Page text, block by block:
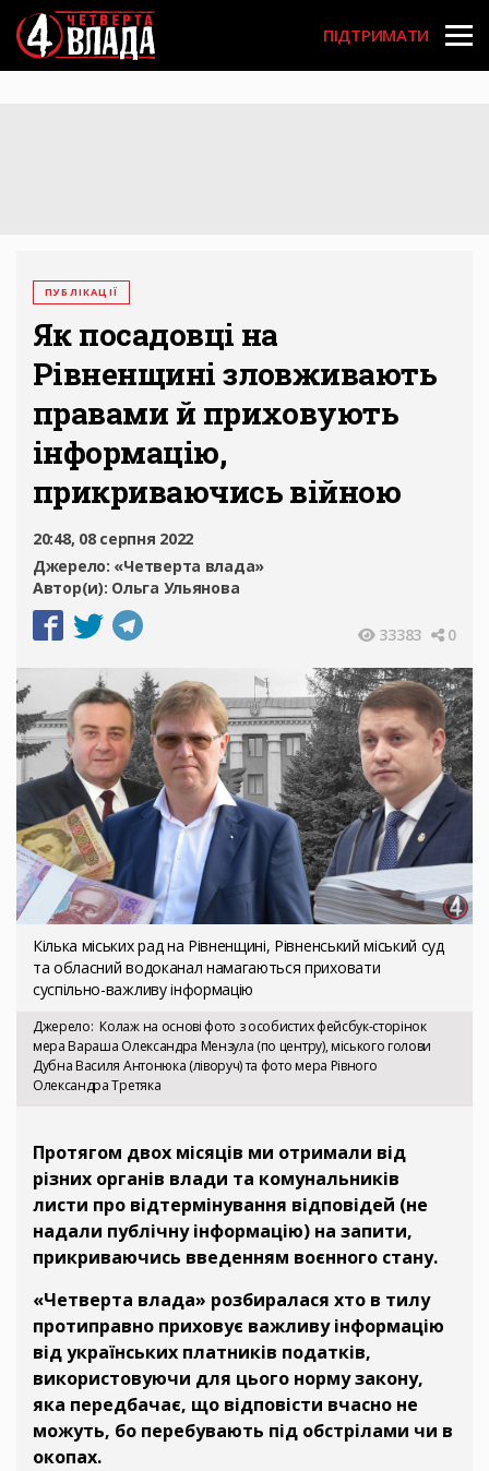
Перейти
до
основного
вмісту
User
account
ПІДТРИМАТИ
ПУБЛІКАЦІЇ
Як посадовці на
Рівненщині зловживають
правами й приховують
інформацію,
прикриваючись війною
20:48, 08 серпня 2022
Джерело: «Четверта влада»
Автор(и): Ольга Ульянова
33383 0
Кілька міських рад на Рівненщині, Рівненський міський суд
та обласний водоканал намагаються приховати
суспільно-важливу інформацію
Джерело Колаж на основі фото з особистих фейсбук-сторінок
мера Вараша Олександра Мензула (по центру), міського голови
Дубна Василя Антонюка (ліворуч) та фото мера Рівного
Олександра Третяка
Протягом двох місяців ми отримали від
різних органів влади та комунальників
листи про відтермінування відповідей (не
надали публічну інформацію) на запити,
прикриваючись введенням воєнного стану.
«Четверта влада» розбиралася хто в тилу
протиправно приховує важливу інформацію
від українських платників податків,
використовуючи для цього норму закону,
яка передбачає, що відповісти вчасно не
можуть, бо перебувають під обстрілами чи в
окопах.